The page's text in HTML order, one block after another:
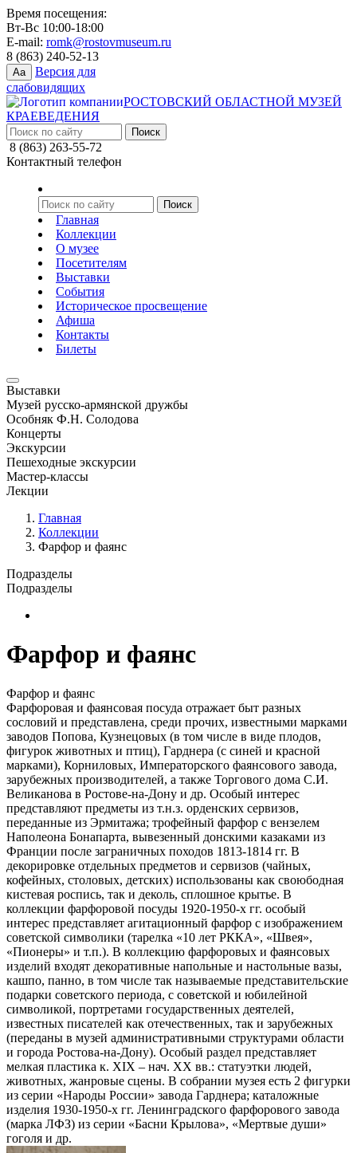
Время посещения:
Вт-Вс 10:00-18:00
E-mail: romk@rostovmuseum.ru
8 (863) 240-52-13
Aa
Версия для
слабовидящих
РОСТОВСКИЙ ОБЛАСТНОЙ МУЗЕЙ
КРАЕВЕДЕНИЯ
8 (863) 263-55-72
Контактный телефон
Главная
Коллекции
О музее
Посетителям
Выставки
События
Историческое просвещение
Афиша
Контакты
Билеты
Выставки
Музей русско-армянской дружбы
Особняк Ф.Н. Солодова
Концерты
Экскурсии
Пешеходные экскурсии
Мастер-классы
Лекции
Главная
Коллекции
Фарфор и фаянс
Подразделы
Подразделы
Фарфор и фаянс
Фарфор и фаянс
Фарфоровая и фаянсовая посуда отражает быт разных
сословий и представлена, среди прочих, известными марками
заводов Попова, Кузнецовых (в том числе в виде плодов,
фигурок животных и птиц), Гарднера (с синей и красной
марками), Корниловых, Императорского фаянсового завода,
зарубежных производителей, а также Торгового дома С.И.
Великанова в Ростове-на-Дону и др. Особый интерес
представляют предметы из т.н.з. орденских сервизов,
переданные из Эрмитажа; трофейный фарфор с вензелем
Наполеона Бонапарта, вывезенный донскими казаками из
Франции после заграничных походов 1813-1814 гг. В
декорировке отдельных предметов и сервизов (чайных,
кофейных, столовых, детских) использованы как своюбодная
кистевая роспись, так и деколь, сплошное крытье. В
коллекции фарфоровой посуды 1920-1950-х гг. особый
интерес представляет агитационный фарфор с изображением
советской символики (тарелка «10 лет РККА», «Швея»,
«Пионеры» и т.п.). В коллекцию фарфоровых и фаянсовых
изделий входят декоративные напольные и настольные вазы,
кашпо, панно, в том числе так называемые представительские
подарки советского периода, с советской и юбилейной
символикой, портретами государственных деятелей,
известных писателей как отечественных, так и зарубежных
(переданы в музей административными структурами области
и города Ростова-на-Дону). Особый раздел представляет
мелкая пластика к. XIX – нач. XX вв.: статуэтки людей,
животных, жанровые сцены. В собрании музея есть 2 фигурки
из серии «Народы России» завода Гарднера; каталожные
изделия 1930-1950-х гг. Ленинградского фарфорового завода
(марка ЛФЗ) из серии «Басни Крылова», «Мертвые души»
гоголя и др.